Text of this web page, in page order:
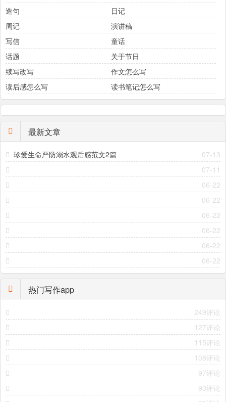
造句
日记
周记
演讲稿
写信
童话
话题
关于节日
续写改写
作文怎么写
读后感怎么写
读书笔记怎么写
最新文章
07-13
珍爱生命严防溺水观后感范文2篇
07-11
06-22
06-22
06-22
06-22
06-22
06-22
热门写作app
249评论
127评论
115评论
108评论
97评论
93评论